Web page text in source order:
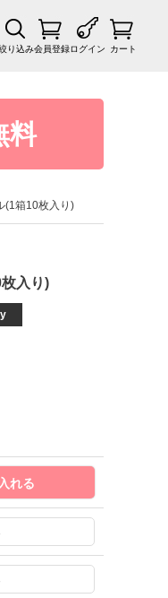
り込み会員登録ログイン カート
料
(1箱10枚入り)
入り)
れる